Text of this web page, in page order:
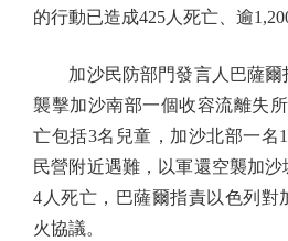
的行動已造成425人死亡、逾
加沙民防部門發言人巴薩爾
襲擊加沙南部一個收容流離失
亡包括3名兒童，加沙北部一名
民營附近遇難，以軍還空襲加
4人死亡，巴薩爾指責以色列對
火協議。